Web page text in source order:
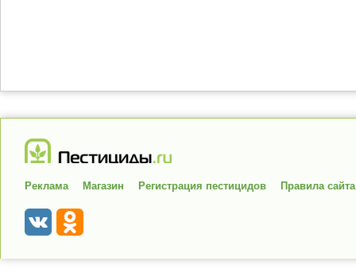
Реклама Магазин Регистрация пестицидов Правила сайта